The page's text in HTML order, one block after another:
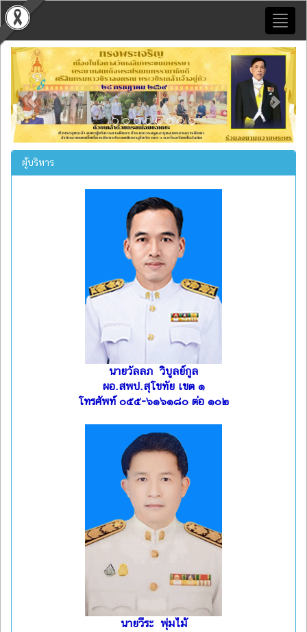
Previous Next
ผู้บริหาร
นายวัลลภ วิบูลย์กูล
ผอ.สพป.สุโขทัย เขต ๑
โทรศัพท์ ๐๕๕-๖๑๖๑๘๐ ต่อ ๑๐๒
นายวีระ พุ่มไม้